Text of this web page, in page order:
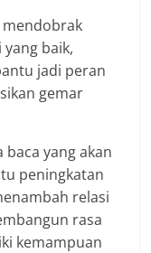
mendobrak
baik,
jadi peran
gemar
yang akan
peningkatan
relasi
rasa
kemampuan